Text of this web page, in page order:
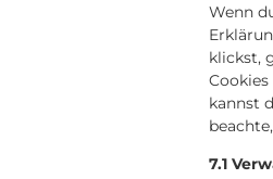
Wenn
klickst,
kannst
7.1